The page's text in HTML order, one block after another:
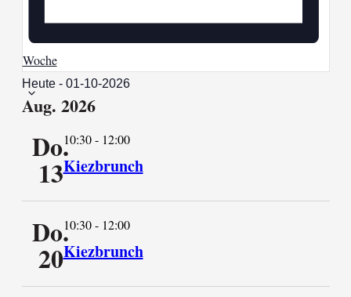
Woche
Heute - 01-10-2026Datum
Aug. 2026
Do.
13
10:30- 12:00
Kiezbrunch
Do.
20
10:30- 12:00
Kiezbrunch